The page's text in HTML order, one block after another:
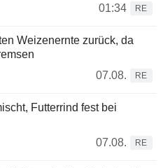
01:34
RE
Weizenernte zurück, da
07.08.
RE
Futterrind fest bei
07.08.
RE